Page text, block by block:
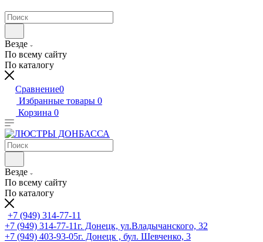
Везде
По всему сайту
По каталогу
Сравнение0
Избранные товары 0
Корзина 0
Везде
По всему сайту
По каталогу
+7 (949) 314-77-11
+7 (949) 314-77-11г. Донецк, ул.Владычанского, 32
+7 (949) 403-93-05г. Донецк , бул. Шевченко, 3